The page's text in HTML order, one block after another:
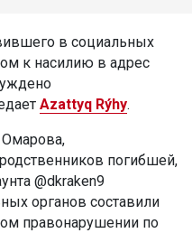
в социальных
к насилию в адрес
Azattyq Rýhy.
Омарова,
погибшей,
@dkraken9
органов составили
правонарушении по